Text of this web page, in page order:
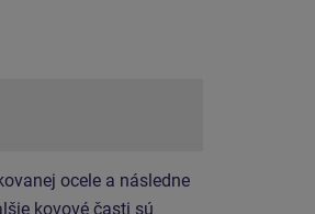
ocele a následne
kovové časti sú